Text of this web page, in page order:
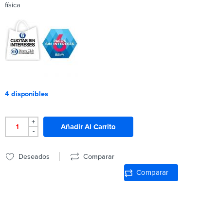
física
4 disponibles
+
-
Añadir Al Carrito
Deseados Comparar
Comparar